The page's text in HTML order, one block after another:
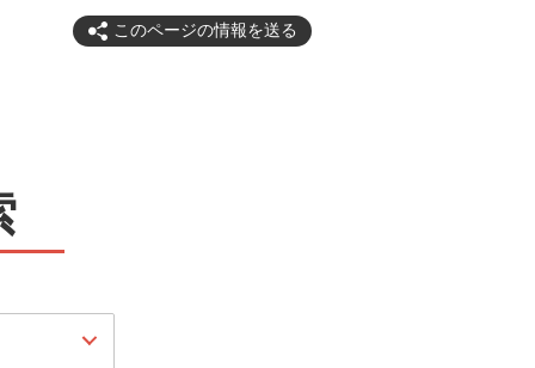
このページの情報を送る